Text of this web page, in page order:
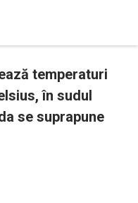
temperaturi
în sudul
se suprapune